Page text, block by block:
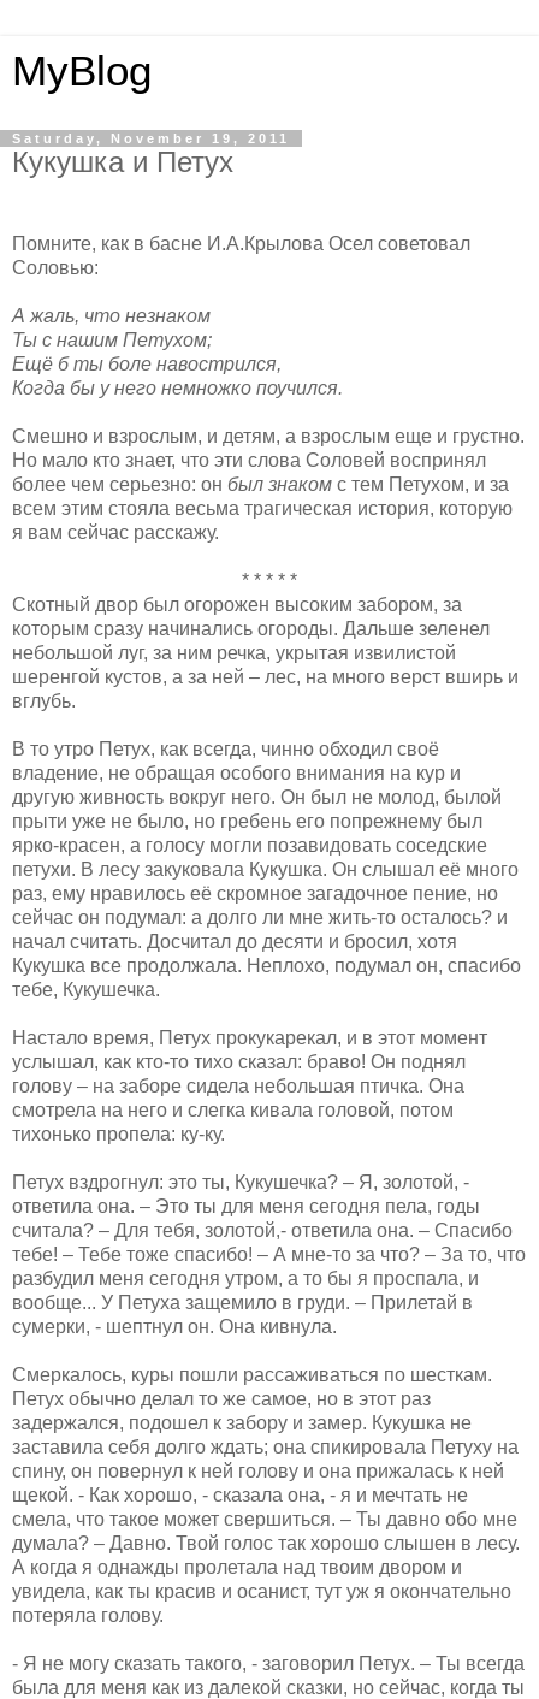
MyBlog
Saturday, November 19, 2011
Кукушка и Петух
Помните, как в басне И.А.Крылова Осел советовал
Соловью:
А жаль, что незнаком
Ты с нашим Петухом;
Ещё б ты боле навострился,
Когда бы у него немножко поучился.
Смешно и взрослым, и детям, а взрослым еще и грустно.
Но мало кто знает, что эти слова Соловей воспринял
более чем серьезно: он был знаком с тем Петухом, и за
всем этим стояла весьма трагическая история, которую
я вам сейчас расскажу.
* * * * *
Скотный двор был огорожен высоким забором, за
которым сразу начинались огороды. Дальше зеленел
небольшой луг, за ним речка, укрытая извилистой
шеренгой кустов, а за ней – лес, на много верст вширь и
вглубь.
В то утро Петух, как всегда, чинно обходил своё
владение, не обращая особого внимания на кур и
другую живность вокруг него. Он был не молод, былой
прыти уже не было, но гребень его попрежнему был
ярко-красен, а голосу могли позавидовать соседские
петухи. В лесу закуковала Кукушка. Он слышал её много
раз, ему нравилось её скромное загадочное пение, но
сейчас он подумал: а долго ли мне жить-то осталось? и
начал считать. Досчитал до десяти и бросил, хотя
Кукушка все продолжала. Неплохо, подумал он, спасибо
тебе, Кукушечка.
Настало время, Петух прокукарекал, и в этот момент
услышал, как кто-то тихо сказал: браво! Он поднял
голову – на заборе сидела небольшая птичка. Она
смотрела на него и слегка кивала головой, потом
тихонько пропела: ку-ку.
Петух вздрогнул: это ты, Кукушечка? – Я, золотой, -
ответила она. – Это ты для меня сегодня пела, годы
считала? – Для тебя, золотой,- ответила она. – Спасибо
тебе! – Тебе тоже спасибо! – А мне-то за что? – За то, что
разбудил меня сегодня утром, а то бы я проспала, и
вообще... У Петуха защемило в груди. – Прилетай в
сумерки, - шептнул он. Она кивнула.
Смеркалось, куры пошли рассаживаться по шесткам.
Петух обычно делал то же самое, но в этот раз
задержался, подошел к забору и замер. Кукушка не
заставила себя долго ждать; она спикировала Петуху на
спину, он повернул к ней голову и она прижалась к ней
щекой. - Как хорошо, - сказала она, - я и мечтать не
смела, что такое может свершиться. – Ты давно обо мне
думала? – Давно. Твой голос так хорошо слышен в лесу.
А когда я однажды пролетала над твоим двором и
увидела, как ты красив и осанист, тут уж я окончательно
потеряла голову.
- Я не могу сказать такого, - заговорил Петух. – Ты всегда
была для меня как из далекой сказки, но сейчас, когда ты